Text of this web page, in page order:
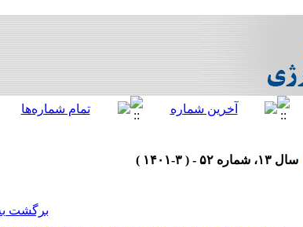
سال ۱۳، شماره ۵۲ - ( ۳-۱۴۰۱ )
برگشت